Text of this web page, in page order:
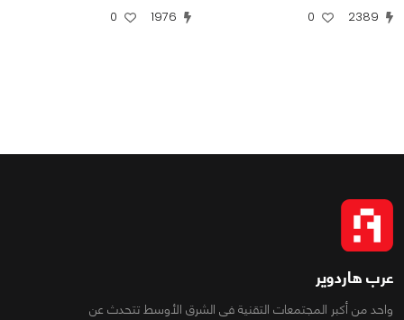
2389
0
1976
0
عرب هاردوير
واحد من أكبر المجتمعات التقنية فى الشرق الأوسط تتحدث عن